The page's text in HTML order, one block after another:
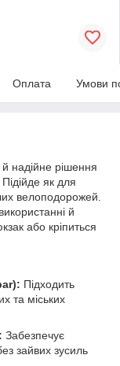
Оплата Умови
надійне рішення
як для
велоподорожей.
й
або кріпиться
Підходить
та міських
Забезпечує
зайвих зусиль